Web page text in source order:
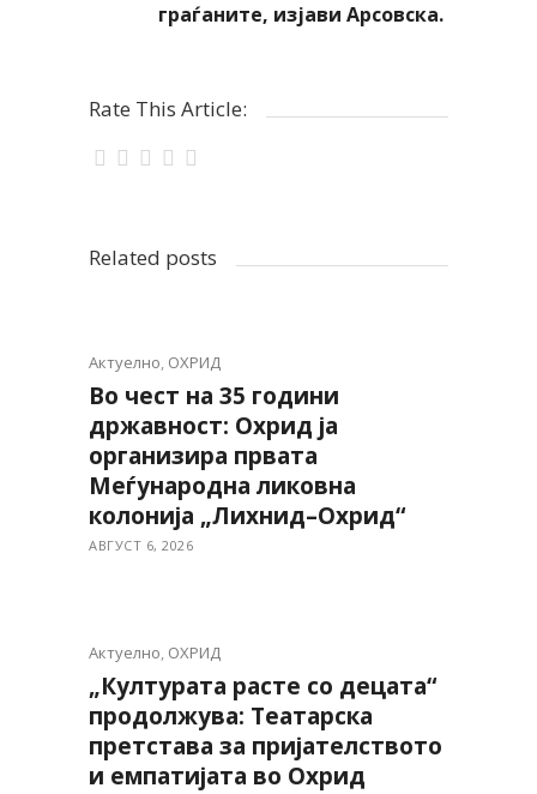
граѓаните, изјави Арсовска.
Rate This Article:
Related posts
Актуелно, ОХРИД
Во чест на 35 години
државност: Охрид ја
организира првата
Меѓународна ликовна
колонија „Лихнид–Охрид“
АВГУСТ 6, 2026
Актуелно, ОХРИД
„Културата расте со децата“
продолжува: Театарска
претстава за пријателството
и емпатијата во Охрид